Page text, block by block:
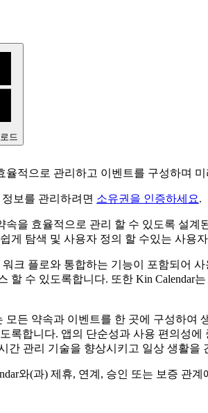
드
율적으로 관리하고 이벤트를 구성하며
보를 관리하려면 소유권을 인증하세요.
속을 효율적으로 관리 할 수 ​​있도록 설
게 탐색 및 사용자 정의 할 수있는 사
크 플로와 통합하는 기능이 포함되어
할 수 있도록합니다. 또한 Kin
모든 약속과 이벤트를 한 곳에 구성하
록합니다. 앱의 단순성과 사용 편의성
간 관리 기술을 향상시키고 일상 생활
와(과) 제휴, 연계, 승인 또는 보증